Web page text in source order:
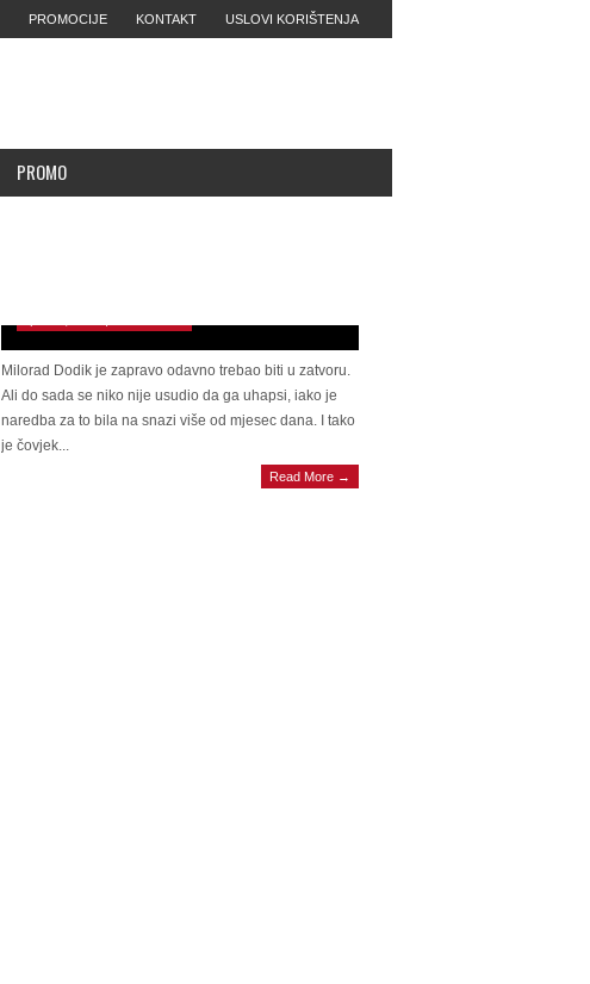
USLOVI KORIŠTENJA
KONTAKT
PROMOCIJE
PROMO
Milorad Dodik je zapravo odavno trebao biti u zatvoru.
Ali do sada se niko nije usudio da ga uhapsi, iako je
naredba za to bila na snazi ​​više od mjesec dana. I tako
je čovjek...
Read More →